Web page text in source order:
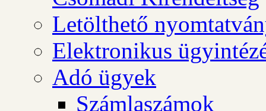
Letölthető
Elektronikus
Adó ügyek
Számlaszámok